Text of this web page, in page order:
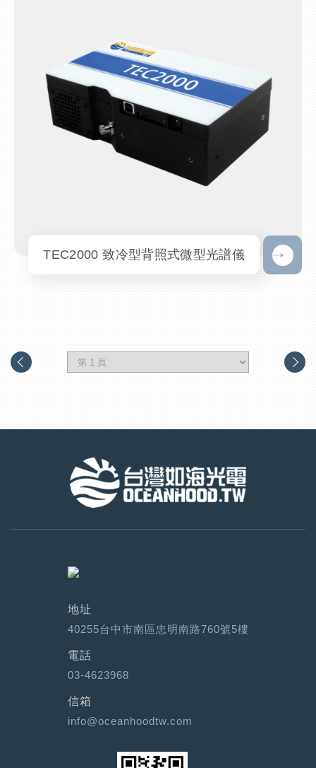
TEC2000 致冷型背照式微型光譜儀
地址
40255台中市南區忠明南路760號5樓
電話
03-4623968
信箱
info@oceanhoodtw.com